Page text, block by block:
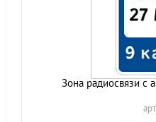
Зона радиосвязи с